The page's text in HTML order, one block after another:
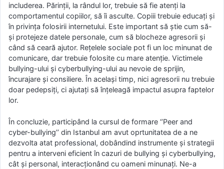
includerea. Părinții, la rândul lor, trebuie să fie atenți la
comportamentul copiilor, să îi asculte. Copiii trebuie educați și
în privința folosirii internetului. Este important să știe cum să-
și protejeze datele personale, cum să blocheze agresorii și
când să ceară ajutor. Rețelele sociale pot fi un loc minunat de
comunicare, dar trebuie folosite cu mare atenție. Victimele
bullying-ului și cyberbullying-ului au nevoie de sprijin,
încurajare și consiliere. În același timp, nici agresorii nu trebuie
doar pedepsiți, ci ajutați să înțeleagă impactul asupra faptelor
lor.
În concluzie, participând la cursul de formare ‘’Peer and
cyber-bullying’’ din Istanbul am avut oprtunitatea de a ne
dezvolta atat professional, dobândind instrumente și strategii
pentru a interveni eficient în cazuri de bullying și cyberbullying,
cât și personal, interacționând cu oameni minunați. Ne-a